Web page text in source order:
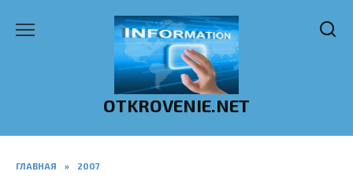
OTKROVENIE.NET
ГЛАВНАЯ » 2007